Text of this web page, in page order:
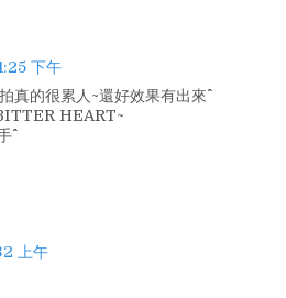
下午
真的很累人~還好效果有出來^^
HEART~
上午